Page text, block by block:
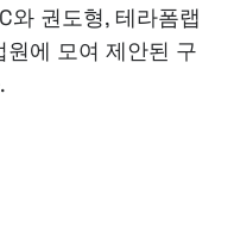
와 권도형, 테라폼랩
에 모여 제안된 구